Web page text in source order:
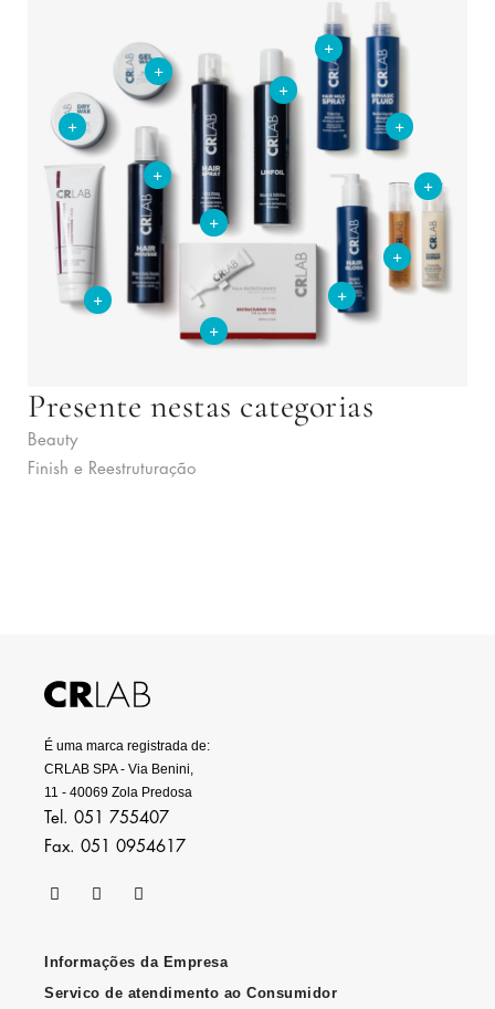
+
+
+
+
+
+
+
+
+
+
+
+
Presente nestas categorias
Beauty
Finish e Reestruturação
É uma marca registrada de:
CRLAB SPA - Via Benini,
11 - 40069 Zola Predosa
Tel. 051 755407
Fax. 051 0954617
Informações da Empresa
Servico de atendimento ao Consumidor